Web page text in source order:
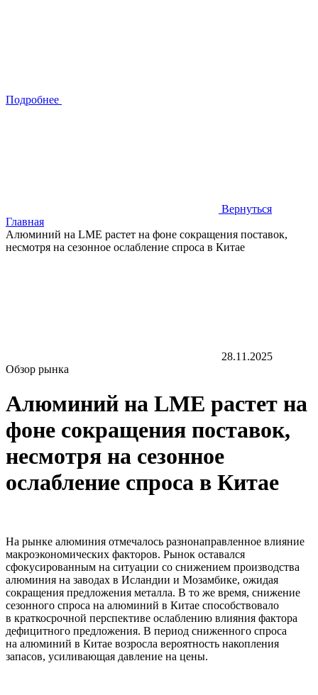
Подробнее
Вернуться
Главная
Алюминий на LME растет на фоне сокращения поставок,
несмотря на сезонное ослабление спроса в Китае
28.11.2025
Обзор рынка
Алюминий на LME растет на
фоне сокращения поставок,
несмотря на сезонное
ослабление спроса в Китае
На рынке алюминия отмечалось разнонаправленное влияние
макроэкономических факторов. Рынок оставался
сфокусированным на ситуации со снижением производства
алюминия на заводах в Исландии и Мозамбике, ожидая
сокращения предложения металла. В то же время, снижение
сезонного спроса на алюминий в Китае способствовало
в краткосрочной перспективе ослаблению влияния фактора
дефицитного предложения. В период сниженного спроса
на алюминий в Китае возросла вероятность накопления
запасов, усиливающая давление на цены.